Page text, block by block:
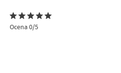
Ocena 0/5